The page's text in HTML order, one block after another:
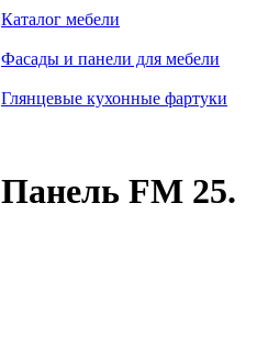
Каталог мебели
Фасады и панели для мебели
Глянцевые кухонные фартуки
Панель FM 25.